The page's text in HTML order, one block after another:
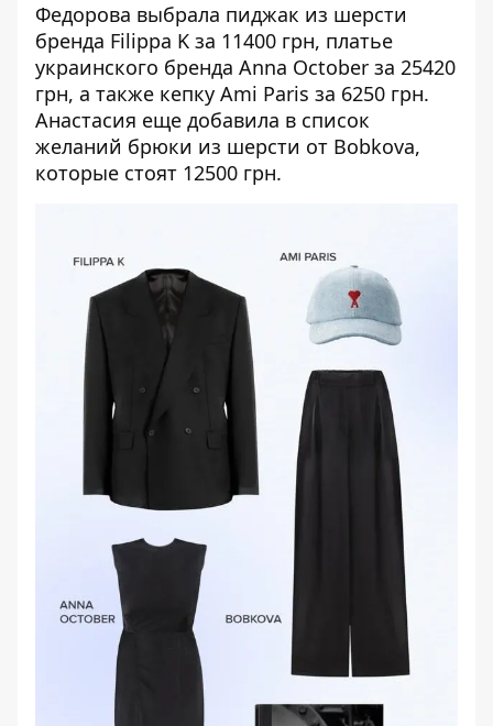
Федорова выбрала пиджак из шерсти
бренда Filippa K за 11400 грн, платье
украинского бренда Anna October за 25420
грн, а также кепку Ami Paris за 6250 грн.
Анастасия еще добавила в список
желаний брюки из шерсти от Bobkova,
которые стоят 12500 грн.